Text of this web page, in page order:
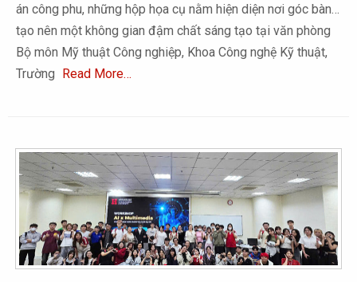
án công phu, những hộp họa cụ nằm hiện diện nơi góc bàn…
tạo nên một không gian đậm chất sáng tạo tại văn phòng
Bộ môn Mỹ thuật Công nghiệp, Khoa Công nghệ Kỹ thuật,
Trường Read More…